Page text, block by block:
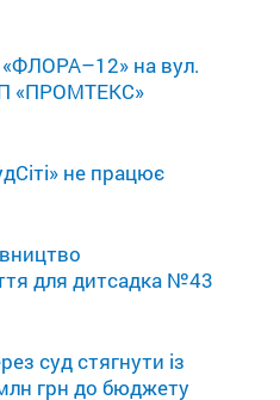
на вул.
«ПРОМТЕКС»
не працює
для дитсадка №43
суд стягнути із
грн до бюджету